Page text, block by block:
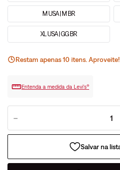
M USA | M BR
XL USA | GG BR
Restam apenas10 itens. Aproveite!
Entenda a medida da Levi’s®
－